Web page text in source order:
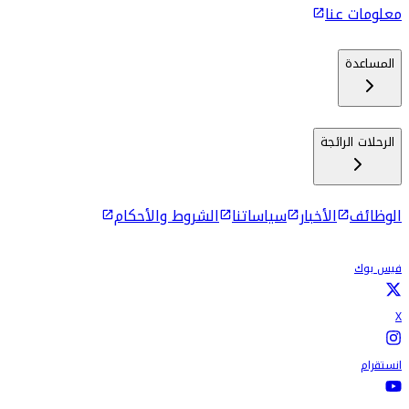
معلومات عنا
المساعدة
الرحلات الرائجة
الوظائف الأخبار سياساتنا الشروط والأحكام
فيس بوك
X
انستقرام